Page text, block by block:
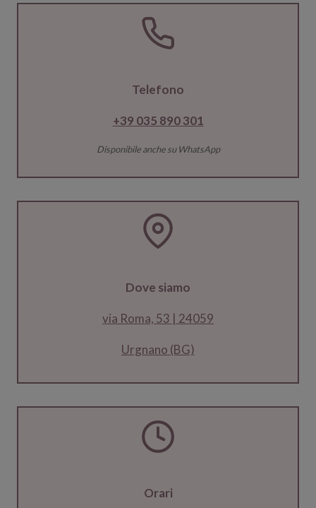
Telefono
+39 035 890 301
Disponibile anche su WhatsApp
Dove siamo
via Roma, 53 | 24059
Urgnano (BG)
Orari